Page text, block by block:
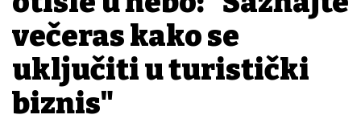
večeras kako se
uključiti u turistički
biznis"